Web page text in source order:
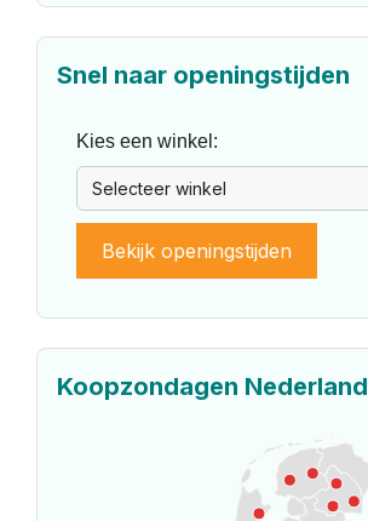
Snel naar openingstijden
Kies een winkel:
Bekijk openingstijden
Koopzondagen Nederland